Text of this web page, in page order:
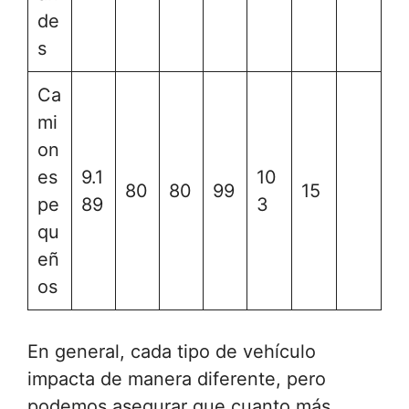
de
s
Ca
mi
on
es
pe
qu
eñ
os
9.1
89
80 80 99
10
3
15
En general, cada tipo de vehículo
impacta de manera diferente, pero